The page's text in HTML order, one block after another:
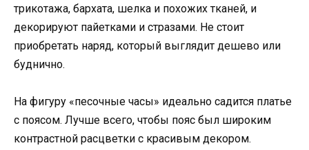
трикотажа, бархата, шелка и похожих тканей, и
декорируют пайетками и стразами. Не стоит
приобретать наряд, который выглядит дешево или
буднично.
На фигуру «песочные часы» идеально садится платье
с поясом. Лучше всего, чтобы пояс был широким
контрастной расцветки с красивым декором.